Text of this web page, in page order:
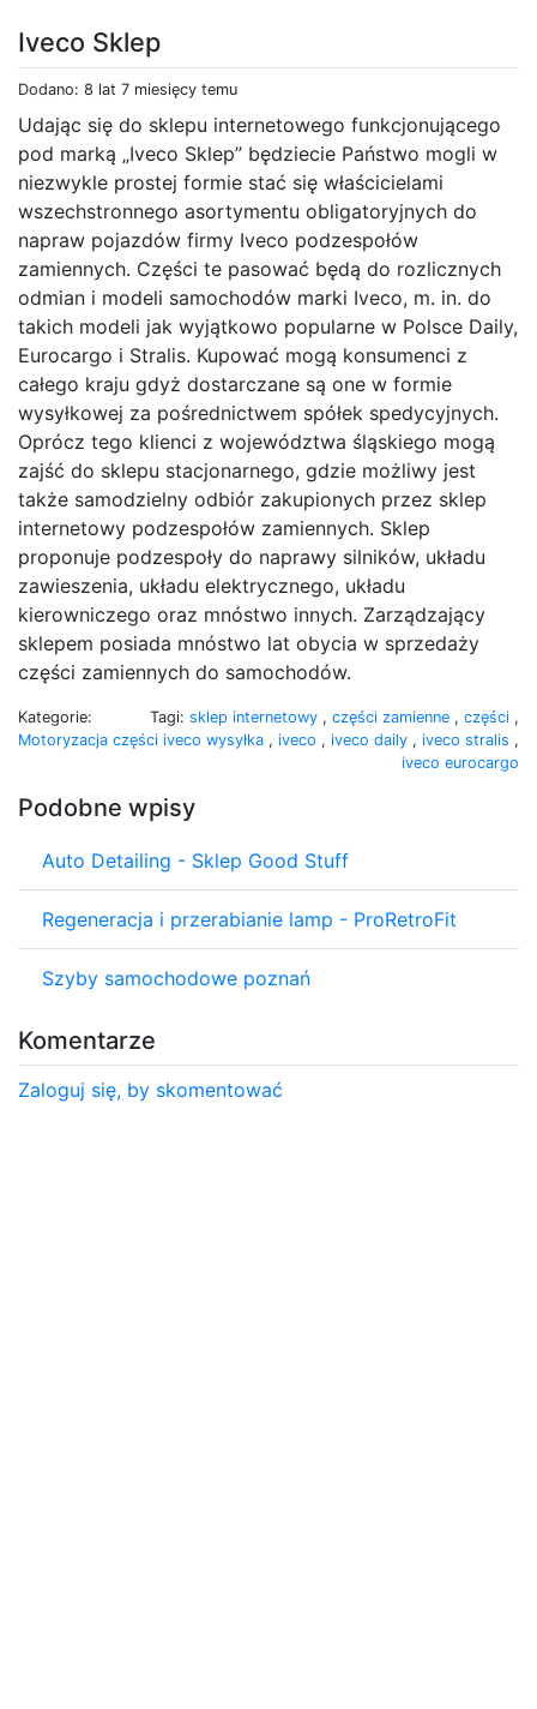
Iveco Sklep
Dodano: 8 lat 7 miesięcy temu
Udając się do sklepu internetowego funkcjonującego
pod marką „Iveco Sklep” będziecie Państwo mogli w
niezwykle prostej formie stać się właścicielami
wszechstronnego asortymentu obligatoryjnych do
napraw pojazdów firmy Iveco podzespołów
zamiennych. Części te pasować będą do rozlicznych
odmian i modeli samochodów marki Iveco, m. in. do
takich modeli jak wyjątkowo popularne w Polsce Daily,
Eurocargo i Stralis. Kupować mogą konsumenci z
całego kraju gdyż dostarczane są one w formie
wysyłkowej za pośrednictwem spółek spedycyjnych.
Oprócz tego klienci z województwa śląskiego mogą
zajść do sklepu stacjonarnego, gdzie możliwy jest
także samodzielny odbiór zakupionych przez sklep
internetowy podzespołów zamiennych. Sklep
proponuje podzespoły do naprawy silników, układu
zawieszenia, układu elektrycznego, układu
kierowniczego oraz mnóstwo innych. Zarządzający
sklepem posiada mnóstwo lat obycia w sprzedaży
części zamiennych do samochodów.
Kategorie:
Motoryzacja
Tagi: sklep internetowy , części zamienne , części ,
części iveco wysyłka , iveco , iveco daily , iveco stralis ,
iveco eurocargo
Podobne wpisy
Auto Detailing - Sklep Good Stuff
Regeneracja i przerabianie lamp - ProRetroFit
Szyby samochodowe poznań
Komentarze
Zaloguj się, by skomentować